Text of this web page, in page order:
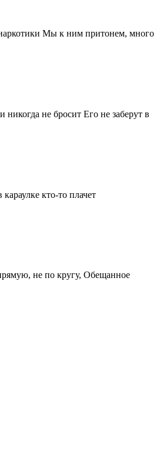
Мы к ним притонем, много
не бросит Его не заберут в
кто-то плачет
не по кругу, Обещанное